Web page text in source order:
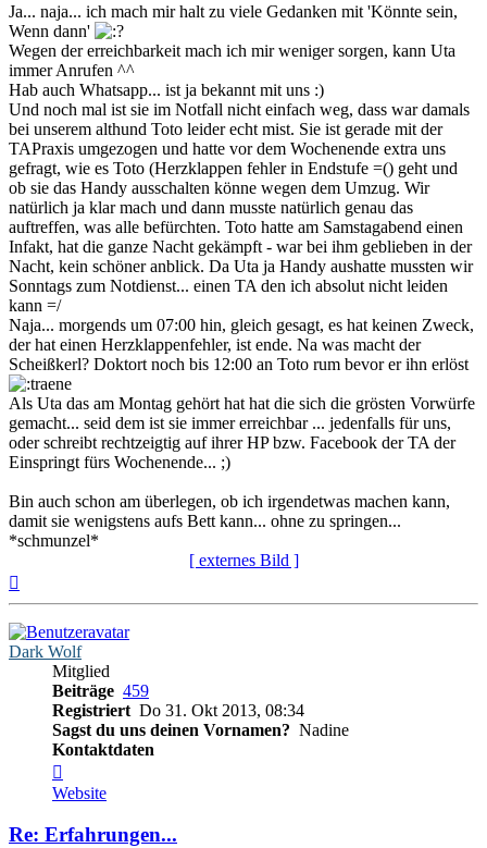
Ja... naja... ich mach mir halt zu viele Gedanken mit 'Könnte sein,
Wenn dann'
Wegen der erreichbarkeit mach ich mir weniger sorgen, kann Uta
immer Anrufen ^^
Hab auch Whatsapp... ist ja bekannt mit uns :)
Und noch mal ist sie im Notfall nicht einfach weg, dass war damals
bei unserem althund Toto leider echt mist. Sie ist gerade mit der
TAPraxis umgezogen und hatte vor dem Wochenende extra uns
gefragt, wie es Toto (Herzklappen fehler in Endstufe =() geht und
ob sie das Handy ausschalten könne wegen dem Umzug. Wir
natürlich ja klar mach und dann musste natürlich genau das
auftreffen, was alle befürchten. Toto hatte am Samstagabend einen
Infakt, hat die ganze Nacht gekämpft - war bei ihm geblieben in der
Nacht, kein schöner anblick. Da Uta ja Handy aushatte mussten wir
Sonntags zum Notdienst... einen TA den ich absolut nicht leiden
kann =/
Naja... morgends um 07:00 hin, gleich gesagt, es hat keinen Zweck,
der hat einen Herzklappenfehler, ist ende. Na was macht der
Scheißkerl? Doktort noch bis 12:00 an Toto rum bevor er ihn erlöst
Als Uta das am Montag gehört hat hat die sich die grösten Vorwürfe
gemacht... seid dem ist sie immer erreichbar ... jedenfalls für uns,
oder schreibt rechtzeigtig auf ihrer HP bzw. Facebook der TA der
Einspringt fürs Wochenende... ;)
Bin auch schon am überlegen, ob ich irgendetwas machen kann,
damit sie wenigstens aufs Bett kann... ohne zu springen...
*schmunzel*
[ externes Bild ]
Dark Wolf
Mitglied
Beiträge 459
Registriert Do 31. Okt 2013, 08:34
Sagst du uns deinen Vornamen? Nadine
Kontaktdaten
von
Dark
Wolf
Website
Re: Erfahrungen...